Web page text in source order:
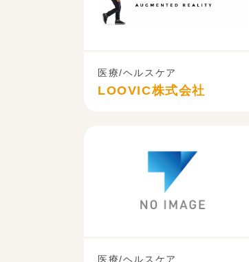
医療/ヘルスケア
LOOVIC株式会社
医療/ヘルスケア